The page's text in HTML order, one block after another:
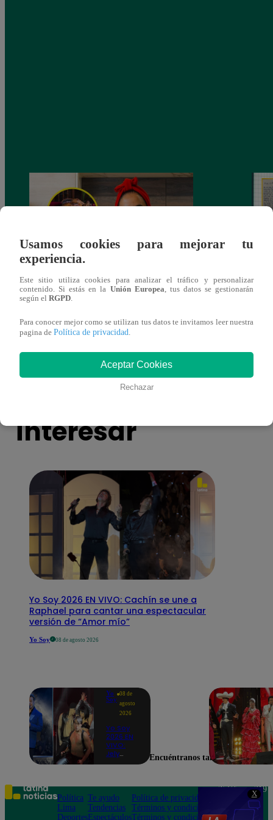
X
¿Por qué Nelly Rossinelli se volvió viral
antes de Navidad?
La
También te puede
interesar
Yo Soy 2026 EN VIVO: Cachín se une a
Raphael para cantar una espectacular
versión de “Amor mío”
Yo Soy 08 de agosto 2026
Yo
Soy
08 de
agosto
2026
Yo Soy
2026 EN
VIVO:
Jely
Bravo
para
cantar
“Noelia”
Usamos cookies para mejorar tu
experiencia.
Este sitio utiliza cookies para analizar el tráfico y personalizar
contenido. Si estás en la Unión Europea , tus datos se gestionarán
según el RGPD
Para conocer mejor como se utilizan tus datos te invitamos leer nuestra
pagina de Política de privacidad
Aceptar Cookies
Rechazar
Encuéntranos también en
Política
Lima
Deportes
Te ayudo
Tendencias
Espectáculos
Política de privacidad
Términos y condiciones
Términos y condiciones
Teléfono: 219
Av. San